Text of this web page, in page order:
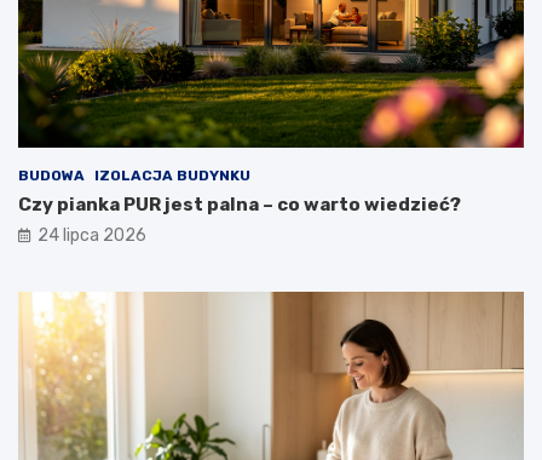
BUDOWA IZOLACJA BUDYNKU
Czy pianka PUR jest palna – co warto wiedzieć?
24 lipca 2026